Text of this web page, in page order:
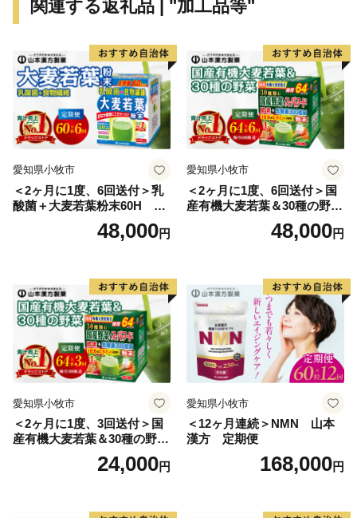
関連する返礼品 | "加工品等"
愛知県小牧市
＜2ヶ月に1度、6回送付＞乳
酸菌＋大麦若葉粉末60H 山
48,000円
愛知県小牧市
＜2ヶ月に1度、6回送付＞国
産有機大麦若葉＆30種の野
菜 山本漢方 定期便
48,000円
愛知県小牧市
＜2ヶ月に1度、3回送付＞国
産有機大麦若葉＆30種の野
菜 山本漢方 定期便
24,000円
愛知県小牧市
＜12ヶ月連続＞NMN 山本
漢方 定期便
168,000円